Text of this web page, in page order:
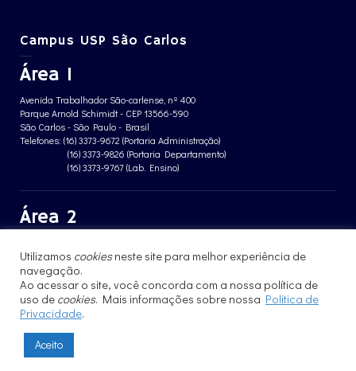
Campus USP São Carlos
Área 1
Avenida Trabalhador São-carlense, nº 400
Parque Arnold Schimidt - CEP 13566-590
São Carlos - São Paulo - Brasil
Telefones: (16) 3373-9672 (Portaria Administração)
(16) 3373-9826 (Portaria Departamento)
(16) 3373-9767 (Lab. Ensino)
Área 2
Jardim Santa Angelina - CEP 13563-120
São Carlos - São Paulo - Brasil
Telefone: (16) 3373-8068 (Portaria prédio CFBio)
(16) 3364-8070 (Portaria prédio poloTErRA)
Utilizamos cookiesneste site para melhor experiência de
navegação.
Ao acessar o site, você concorda com a nossa política de
uso de cookies. Mais informações sobre nossa Política de
Privacidade.
Aceito